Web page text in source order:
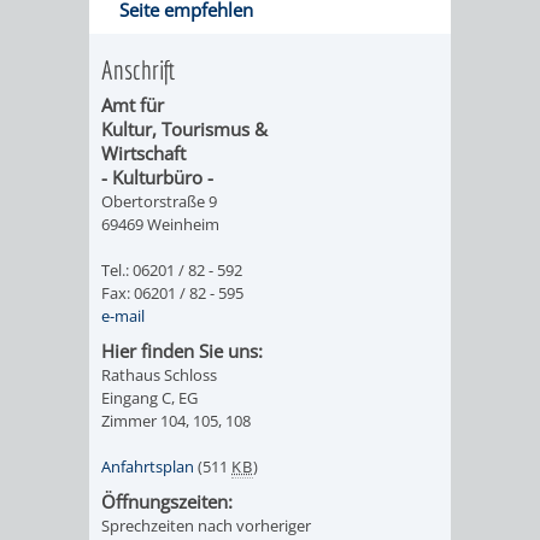
BILDUNG
KINDERBETREUUNG
KINDERTAGESPFLEGE
KINDERKRIPPEN
SCHULEN
SCHULARTEN
Seite empfehlen
Anschrift
Amt für
Kultur, Tourismus &
Wirtschaft
- Kulturbüro -
Obertorstraße 9
69469 Weinheim
Tel.: 06201 / 82 - 592
Fax: 06201 / 82 - 595
e-mail
Hier finden Sie uns:
Rathaus Schloss
Eingang C, EG
Zimmer 104, 105, 108
Anfahrtsplan (511 KB)
Öffnungszeiten:
Sprechzeiten nach vorheriger